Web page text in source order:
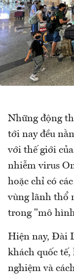
Những động
tới nay đều
với thế giới
nhiễm virus
hoặc chỉ có
vùng lãnh thổ
trong "mô
Hiện nay, Đài
khách quốc
nghiệm và